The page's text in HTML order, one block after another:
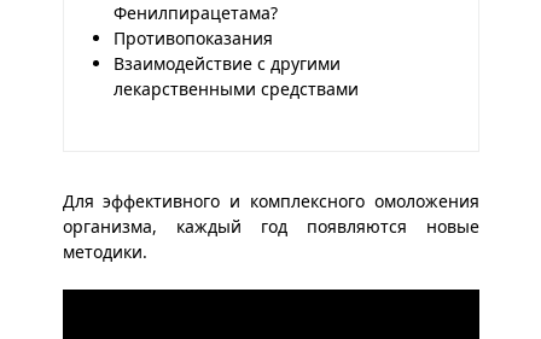
Фенилпирацетама?
Противопоказания
Взаимодействие с другими
лекарственными средствами
Для эффективного и комплексного омоложения
организма, каждый год появляются новые
методики.